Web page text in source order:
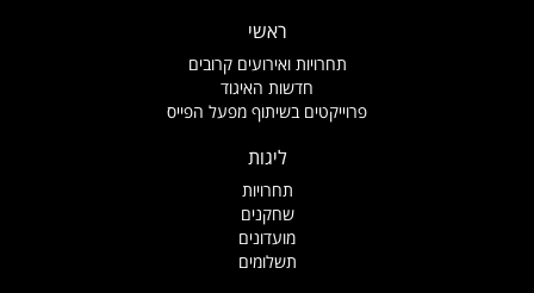
ראשי
תחרויות ואירועים קרובים
חדשות האיגוד
פרוייקטים בשיתוף מפעל הפייס
ליגות
תחרויות
שחקנים
מועדונים
תשלומים